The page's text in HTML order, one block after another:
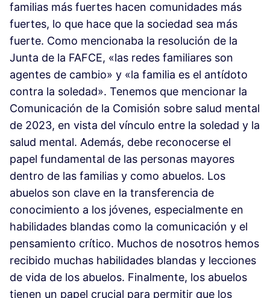
familias más fuertes hacen comunidades más
fuertes, lo que hace que la sociedad sea más
fuerte. Como mencionaba la resolución de la
Junta de la FAFCE, «las redes familiares son
agentes de cambio» y «la familia es el antídoto
contra la soledad». Tenemos que mencionar la
Comunicación de la Comisión sobre salud mental
de 2023, en vista del vínculo entre la soledad y la
salud mental. Además, debe reconocerse el
papel fundamental de las personas mayores
dentro de las familias y como abuelos. Los
abuelos son clave en la transferencia de
conocimiento a los jóvenes, especialmente en
habilidades blandas como la comunicación y el
pensamiento crítico. Muchos de nosotros hemos
recibido muchas habilidades blandas y lecciones
de vida de los abuelos. Finalmente, los abuelos
tienen un papel crucial para permitir que los